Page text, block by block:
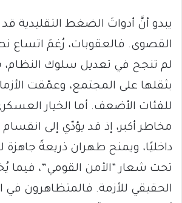
يبدو أنَّ أدواتَ الضغط التقليدية
القصوى. فالعقوبات، رُغمَ اتساع
لم تنجح في تعديل سلوك النظام،
بثقلها على المجتمع، وعمّقت
للفئات الأضعف. أما الخيار
مخاطر أكبر، إذ قد يؤدّي إلى انقسام
داخليًا، ويمنح طهران ذريعةً جاهزة
تحت شعار “الأمن القومي”، فيما
الحقيقي للأزمة. فالمتظاهرون في